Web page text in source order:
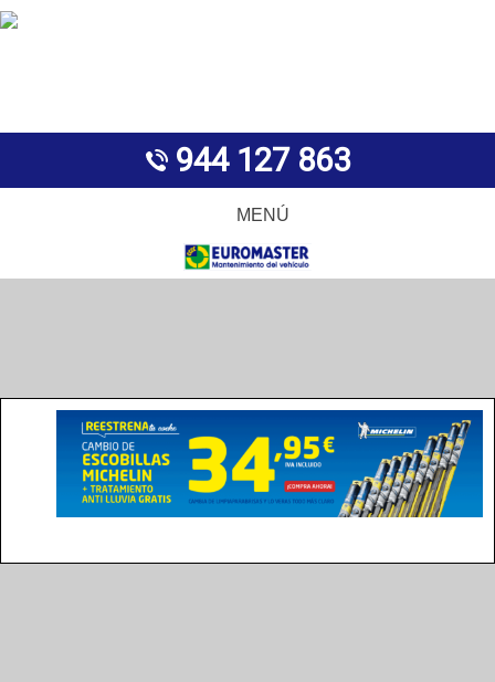
944 127 863
MENÚ